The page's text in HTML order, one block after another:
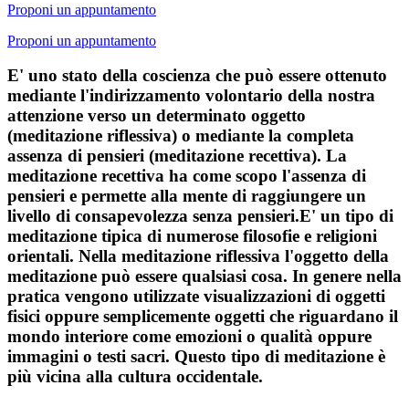
Proponi un appuntamento
Proponi un appuntamento
E' uno stato della coscienza che può essere ottenuto
mediante l'indirizzamento volontario della nostra
attenzione verso un determinato oggetto
(meditazione riflessiva) o mediante la completa
assenza di pensieri (meditazione recettiva). La
meditazione recettiva ha come scopo l'assenza di
pensieri e permette alla mente di raggiungere un
livello di consapevolezza senza pensieri.E' un tipo di
meditazione tipica di numerose filosofie e religioni
orientali. Nella meditazione riflessiva l'oggetto della
meditazione può essere qualsiasi cosa. In genere nella
pratica vengono utilizzate visualizzazioni di oggetti
fisici oppure semplicemente oggetti che riguardano il
mondo interiore come emozioni o qualità oppure
immagini o testi sacri. Questo tipo di meditazione è
più vicina alla cultura occidentale.